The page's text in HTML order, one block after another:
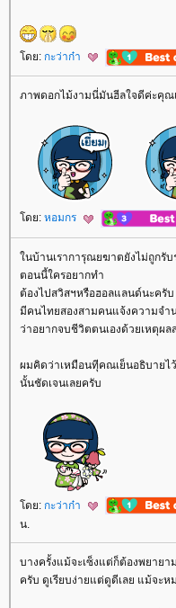
ดย: กะว่าก๋า
ภาพดอกไม้งามนี่มันฮีลใจดีค่ะคุณ
ดย: หอมกร
นบ้านเราการุณยฆาตยังไม่ถูกรั
ตอนนี้ใครอยากทำ
ต้องไปสวิสฯหรือฮอลแลนด์นะครับ
มีคนไทยสองสามคนแจ้งความจำ
ว่าอยากจบชีวิตตนเองด้วยเหตุผล
ผมคิดว่าเหมือนทีุ่คณเย็นอธิบายไว้
นั้นชัดเจนเลยครับ
ดย: กะว่าก๋า
น.
บางครั้งแม้จะเซ็งแต่ก็ต้องพยาย
ครับ ดูเรียบง่ายแต่ดูดีเลย แม้จะ